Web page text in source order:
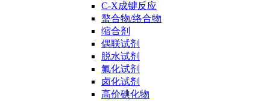
C-X成键反应
螯合物/络合物
缩合剂
偶联试剂
脱水试剂
氟化试剂
卤化试剂
高价碘化物